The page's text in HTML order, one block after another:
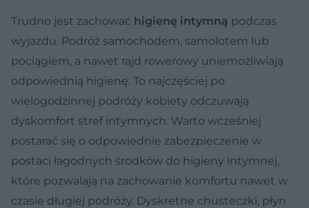
Trudno jest zachować higienę intymną podczas
wyjazdu. Podróż samochodem, samolotem lub
pociągiem, a nawet rajd rowerowy uniemożliwiają
odpowiednią higienę. To najczęściej po
wielogodzinnej podróży kobiety odczuwają
dyskomfort stref intymnych. Warto wcześniej
postarać się o odpowiednie zabezpieczenie w
postaci łagodnych środków do higieny intymnej,
które pozwalają na zachowanie komfortu nawet w
czasie długiej podróży. Dyskretne chusteczki, płyn